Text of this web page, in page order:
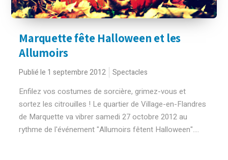
Marquette fête Halloween et les
Allumoirs
Publié le 1 septembre 2012 Spectacles
Enfilez vos costumes de sorcière, grimez-vous et
sortez les citrouilles ! Le quartier de Village-en-Flandres
de Marquette va vibrer samedi 27 octobre 2012 au
rythme de l'événement "Allumoirs fêtent Halloween"....